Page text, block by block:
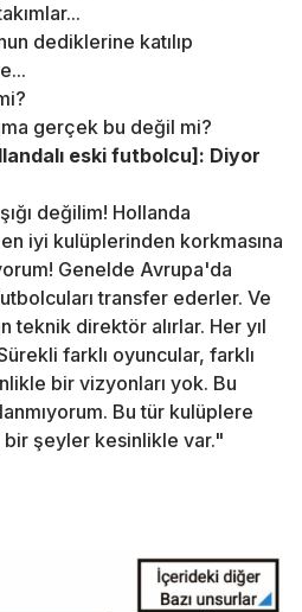
dediklerine katılıp
gerçek bu değil mi?
eski futbolcu]: Diyor
değilim! Hollanda
iyi kulüplerinden korkmasına
Genelde Avrupa'da
transfer ederler. Ve
teknik direktör alırlar. Her yıl
farklı oyuncular, farklı
bir vizyonları yok. Bu
Bu tür kulüplere
şeyler kesinlikle var."